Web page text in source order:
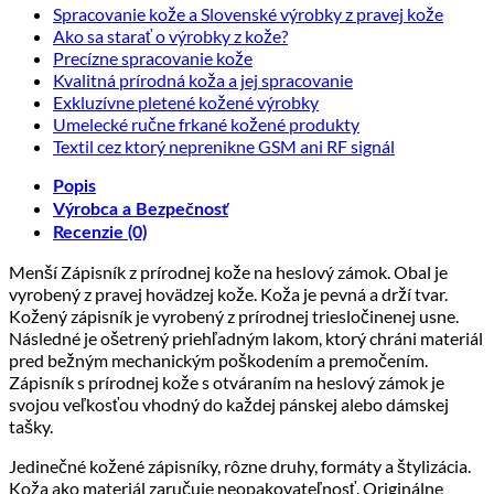
Spracovanie kože a Slovenské výrobky z pravej kožeŽiadne
Ako sa starať o výrobky z kože?Žiadne
na
Ako
sa
starať
o
Precízne spracovanie kožeŽiadne
komentáre
na
Precízne
spracovanie
kože
Kvalitná prírodná koža a jej spracovanieŽiadne
na
Kvalitná
prírodná
Exkluzívne pletené kožené výrobkyŽiadne
komentáre
na
Exkluzívne
Umelecké ručne frkané kožené produktyŽiadne
komentáre
produkty
Textil cez ktorý neprenikne GSM ani RF signál
neprenikne
GSM
ani
RF
signál
Popis
Výrobca a Bezpečnosť
Recenzie (0)
Menší Zápisník z prírodnej kože na heslový zámok. Obal je
vyrobený z pravej hovädzej kože. Koža je pevná a drží tvar.
Kožený zápisník je vyrobený z prírodnej triesločinenej usne.
Následné je ošetrený priehľadným lakom, ktorý chráni materiál
pred bežným mechanickým poškodením a premočením.
Zápisník s prírodnej kože s otváraním na heslový zámok je
svojou veľkosťou vhodný do každej pánskej alebo dámskej
tašky.
Jedinečné kožené zápisníky, rôzne druhy, formáty a štylizácia.
Koža ako materiál zaručuje neopakovateľnosť. Originálne